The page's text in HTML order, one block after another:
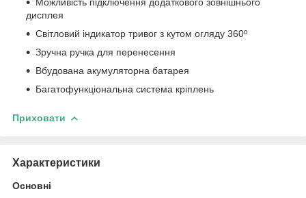
дисплея
Світловий індикатор тривог з кутом огляду 360º
Зручна ручка для перенесення
Вбудована акумуляторна батарея
Багатофункціональна система кріплень
Приховати
Характеристики
Основні